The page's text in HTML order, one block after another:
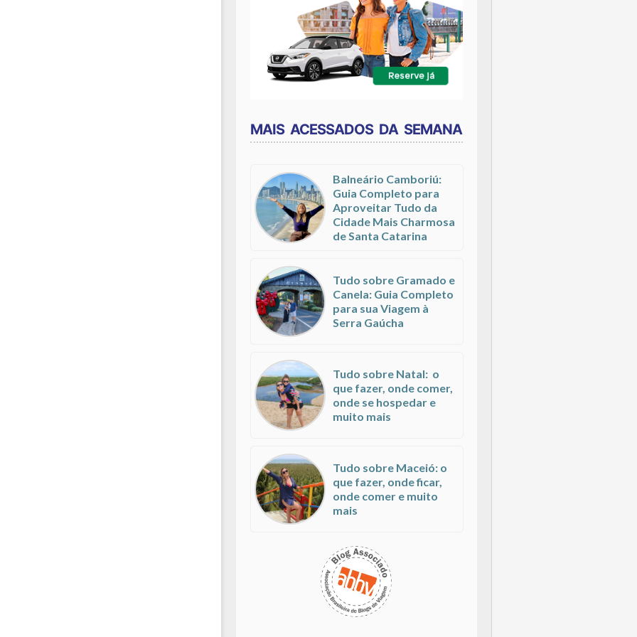
MAIS ACESSADOS DA SEMANA
Balneário Camboriú:
Guia Completo para
Aproveitar Tudo da
Cidade Mais Charmosa
de Santa Catarina
Tudo sobre Gramado e
Canela: Guia Completo
para sua Viagem à
Serra Gaúcha
Tudo sobre Natal: o
que fazer, onde comer,
onde se hospedar e
muito mais
Tudo sobre Maceió: o
que fazer, onde ficar,
onde comer e muito
mais